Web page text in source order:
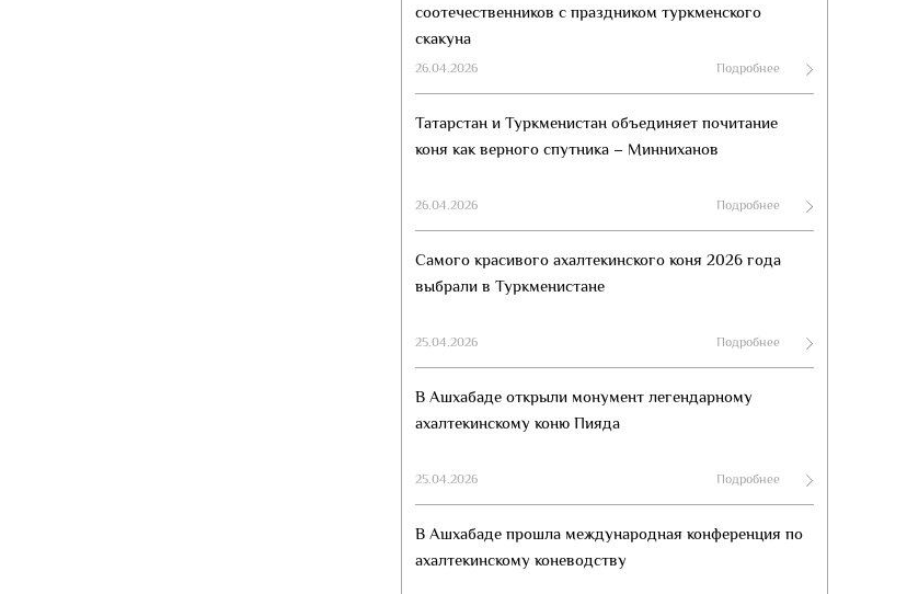
соотечественников с праздником туркменского
скакуна
26.04.2026 Подробнее
Татарстан и Туркменистан объединяет почитание
коня как верного спутника – Минниханов
26.04.2026 Подробнее
Самого красивого ахалтекинского коня 2026 года
выбрали в Туркменистане
25.04.2026 Подробнее
В Ашхабаде открыли монумент легендарному
ахалтекинскому коню Пияда
25.04.2026 Подробнее
В Ашхабаде прошла международная конференция по
ахалтекинскому коневодству